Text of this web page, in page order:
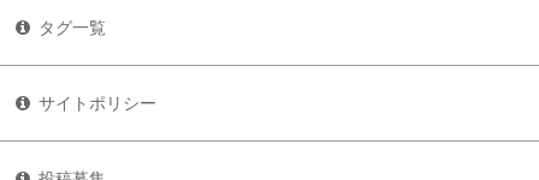
タグ一覧
サイトポリシー